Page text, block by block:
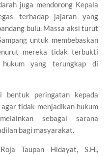
juga mendorong Kepala
terhadap jajaran yang
bulu. Massa aksi turut
untuk membebaskan
mereka tidak terbukti
yang terungkap di
peringatan kepada
tidak menjadikan hukum
sebagai sarana
bagi masyarakat.
Taupan Hidayat, S.H.,